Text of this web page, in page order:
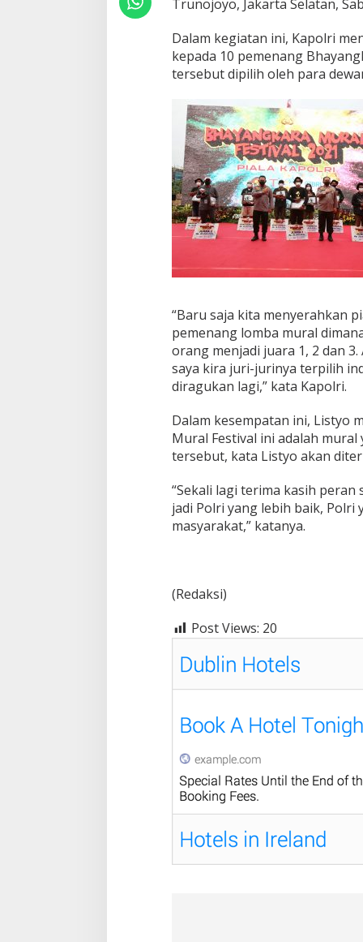
a
g
e
b
h
B
a
i
k
Trunojoyo, Jakarta Selatan,
Dalam kegiatan ini, Kapolri
kepada 10 pemenang
tersebut dipilih oleh para
“Baru saja kita menyerahkan
pemenang lomba mural
orang menjadi juara 1, 2 dan
saya kira juri-jurinya terpilih
diragukan lagi,” kata Kapolri.
Dalam kesempatan ini, Listyo
Mural Festival ini adalah
tersebut, kata Listyo akan
“Sekali lagi terima kasih
jadi Polri yang lebih baik, Polri
masyarakat,” katanya.
(Redaksi)
Post Views: 20